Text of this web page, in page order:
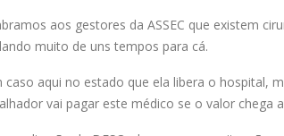
aos gestores da ASSEC que existem
muito de uns tempos para cá.
caso aqui no estado que ela libera o hospital,
vai pagar este médico se o valor chega